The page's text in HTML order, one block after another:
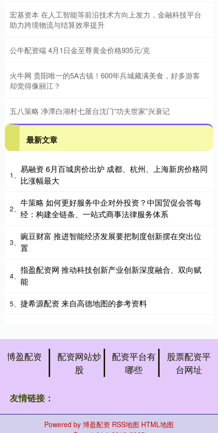
宏基资本 在人工智能等前沿技术方向上发力，金融科技平台
助力跨境物流与结算效率提升
公牛配资端 4月1日金至尊黄金价格935元/克
火牛网 贵阳唯一的5A古镇！600年兵城藏满美食，好多游客
却觉得像丽江？
五八策略 净潭白湖村七屋台沈门“功夫世家”兴衰记
最新文章
1、
易融资 6月百城房价出炉 成都、杭州、上海新房价格同
比涨幅最大
2、
牛策略 如何更好服务中企对外投资？中国贸促会答每
经：构建全链条、一站式商事法律服务体系
3、
豌豆财富 推进智能经济发展要把制度创新摆在突出位
置
4、
指盈配资网 推动科技创新产业创新深度融合、双向赋
能
5、 捷希源配资 来自高德地图的参考资料
博盈配资
配资网站炒
股
配资平台有
哪些
股票配资平
台网址
友情链接：
Powered by 博盈配资 RSS地图 HTML地图